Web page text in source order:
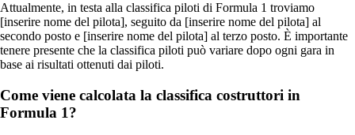
Attualmente, in testa alla classifica piloti di Formula 1 troviamo
[inserire nome del pilota], seguito da [inserire nome del pilota] al
secondo posto e [inserire nome del pilota] al terzo posto. È importante
tenere presente che la classifica piloti può variare dopo ogni gara in
base ai risultati ottenuti dai piloti.
Come viene calcolata la classifica costruttori in
Formula 1?